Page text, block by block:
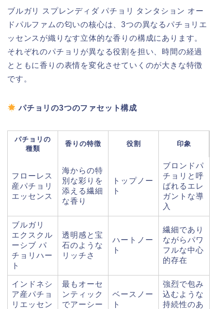
ブルガリ スプレンディダ パチョリ タンタション オー
ドパルファムの匂いの核心は、3つの異なるパチョリエ
ッセンスが織りなす立体的な香りの構成にあります。
それぞれのパチョリが異なる役割を担い、時間の経過
とともに香りの表情を変化させていくのが大きな特徴
です。
パチョリの3つのファセット構成
パチョリの
種類
香りの特徴 役割 印象
フローレス
産パチョリ
エッセンス
海からの特
別な彩りを
添える繊細
な香り
トップノー
ト
ブロンドパ
チョリと呼
ばれるエレ
ガントな導
入
ブルガリ
エクスクル
ーシブ パ
チョリハー
ト
透明感と宝
石のような
リッチさ
ハートノー
ト
繊細であり
ながらパワ
フルな中心
的存在
インドネシ
ア産パチョ
リエッセン
最もオーセ
ンティック
でアーシー
ベースノー
ト
強烈で包み
込むような
持続性のあ